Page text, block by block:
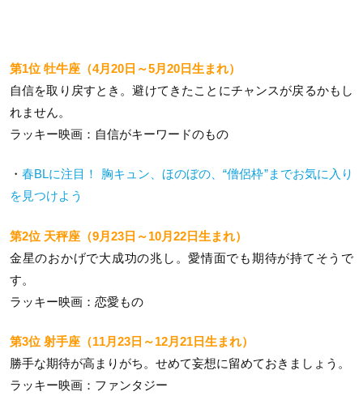
第1位 牡牛座（4月20日～5月20日生まれ）
自信を取り戻すとき。避けてきたことにチャンスが戻るかもし
れません。
ラッキー映画：自信がキーワードのもの
・春BLに注目！ 胸キュン、ほのぼの、“僧侶枠”までお気に入り
を見つけよう
第2位 天秤座（9月23日～10月22日生まれ）
金星のおかげで大成功の兆し。愛情面でも期待が持てそうで
す。
ラッキー映画：恋愛もの
第3位 射手座（11月23日～12月21日生まれ）
勝手な期待が高まりがち。せめて妄想に留めておきましょう。
ラッキー映画：ファンタジー